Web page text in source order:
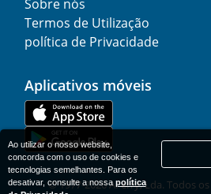
Sobre nós
Termos de Utilização
política de Privacidade
Aplicativos móveis
© 1977-2026AFerry, Lda. Todos
Ao utilizar o nosso website,
concorda com o uso de cookies e
tecnologias semelhantes. Para os
desativar, consulte a nossapolítica